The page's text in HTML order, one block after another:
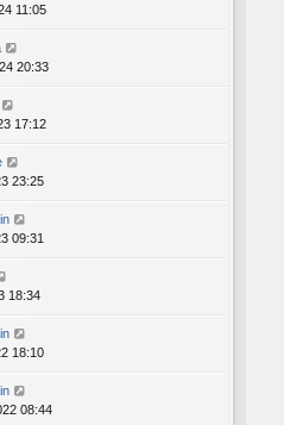
11:05
20:33
17:12
23:25
09:31
18:34
18:10
08:44